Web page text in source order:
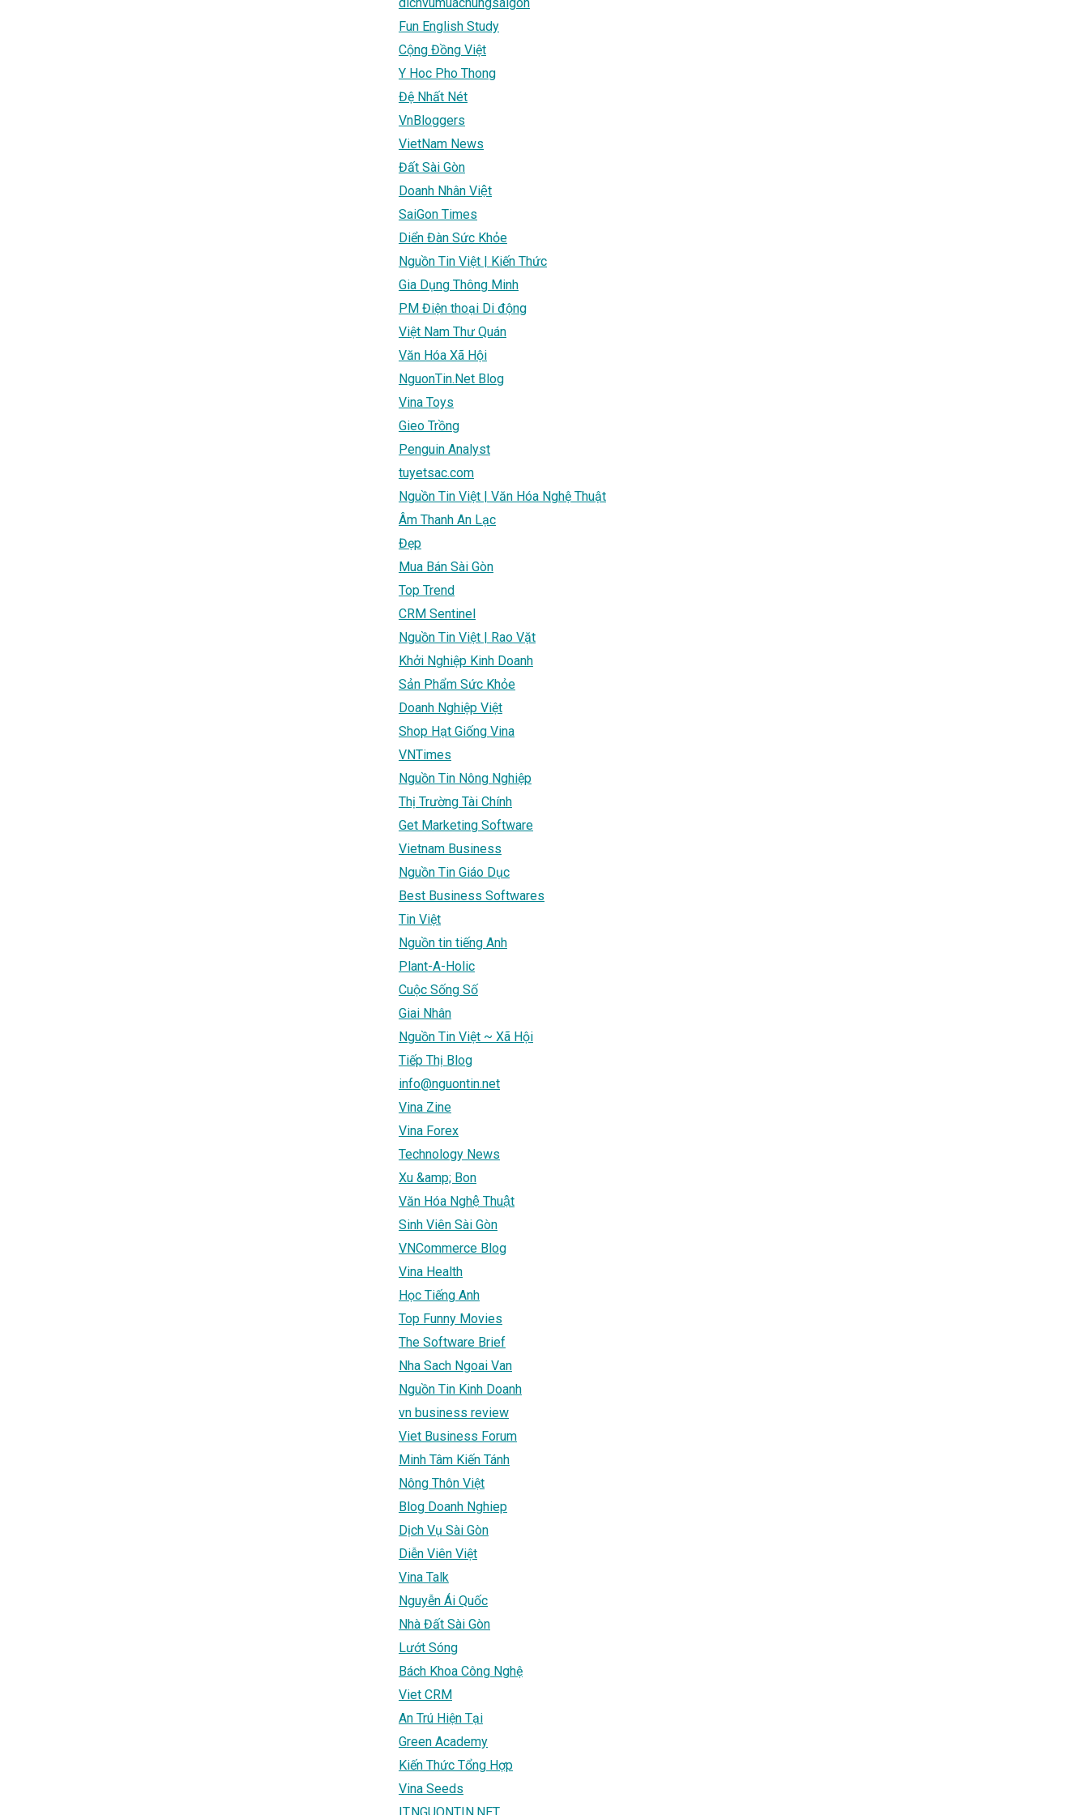
Fun English Study
Cộng Đồng Việt
Y Hoc Pho Thong
Đệ Nhất Nét
VnBloggers
VietNam News
Đất Sài Gòn
Doanh Nhân Việt
SaiGon Times
Diển Đàn Sức Khỏe
Nguồn Tin Việt | Kiến Thức
Gia Dụng Thông Minh
PM Điện thoại Di động
Việt Nam Thư Quán
Văn Hóa Xã Hội
NguonTin.Net Blog
Vina Toys
Gieo Trồng
Penguin Analyst
tuyetsac.com
Nguồn Tin Việt | Văn Hóa Nghệ Thuật
Âm Thanh An Lạc
Đẹp
Mua Bán Sài Gòn
Top Trend
CRM Sentinel
Nguồn Tin Việt | Rao Vặt
Khởi Nghiệp Kinh Doanh
Sản Phẩm Sức Khỏe
Doanh Nghiệp Việt
Shop Hạt Giống Vina
VNTimes
Nguồn Tin Nông Nghiệp
Thị Trường Tài Chính
Get Marketing Software
Vietnam Business
Nguồn Tin Giáo Dục
Best Business Softwares
Tin Việt
Nguồn tin tiếng Anh
Plant-A-Holic
Cuộc Sống Số
Giai Nhân
Nguồn Tin Việt ~ Xã Hội
Tiếp Thị Blog
info@nguontin.net
Vina Zine
Vina Forex
Technology News
Xu &amp; Bon
Văn Hóa Nghệ Thuật
Sinh Viên Sài Gòn
VNCommerce Blog
Vina Health
Học Tiếng Anh
Top Funny Movies
The Software Brief
Nha Sach Ngoai Van
Nguồn Tin Kinh Doanh
vn business review
Viet Business Forum
Minh Tâm Kiến Tánh
Nông Thôn Việt
Blog Doanh Nghiep
Dịch Vụ Sài Gòn
Diễn Viên Việt
Vina Talk
Nguyễn Ái Quốc
Nhà Đất Sài Gòn
Lướt Sóng
Bách Khoa Công Nghệ
Viet CRM
An Trú Hiện Tại
Green Academy
Kiến Thức Tổng Hợp
Vina Seeds